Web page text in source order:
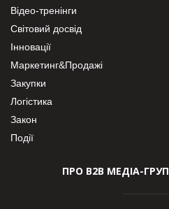
Відео-тренінги
Світовий досвід
Інновації
Маркетинг&Продажі
Закупки
Логістика
Закон
Події
ПРО В2В МЕДІА-